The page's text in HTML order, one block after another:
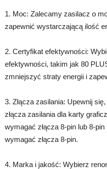
1. Moc: Zalecamy zasilacz o
zapewnić wystarczającą ilość
2. Certyfikat efektywności:
efektywności, takim jak 80
zmniejszyć straty energii i
3. Złącza zasilania: Upewnij
złącza zasilania dla karty
wymagać złącza 8-pin lub 8-
wymagać złącza 8-pin.
4. Marka i jakość: Wybierz